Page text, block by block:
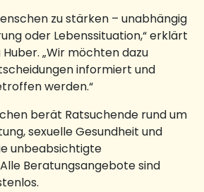
zu stärken – unabhängig
oder Lebenssituation,“ erklärt
„Wir möchten dazu
informiert und
werden.“
berät Ratsuchende rund um
sexuelle Gesundheit und
unbeabsichtigte
Beratungsangebote sind